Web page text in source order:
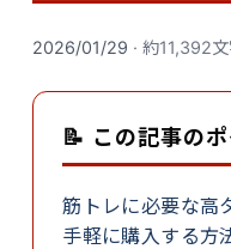
2026/01/29 · 約11,392
📝 この記事の
筋トレに必要な高
手軽に購入する方